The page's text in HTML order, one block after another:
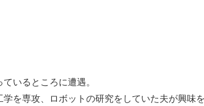
いるところに遭遇。
を専攻、ロボットの研究をしていた夫が興味